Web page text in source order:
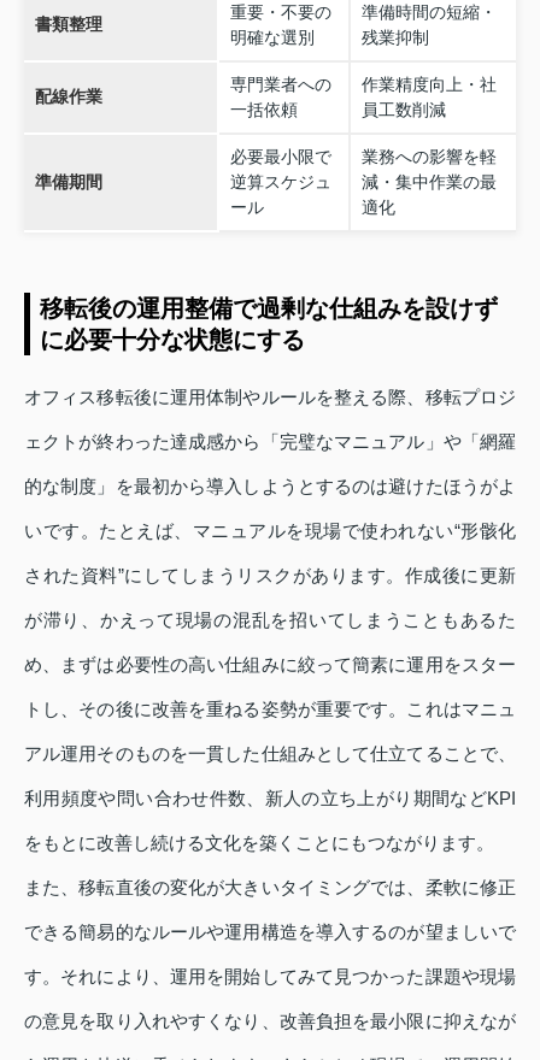
書類整理
重要・不要の
明確な選別
準備時間の短縮・
残業抑制
配線作業
専門業者への
一括依頼
作業精度向上・社
員工数削減
準備期間
必要最小限で
逆算スケジュ
ール
業務への影響を軽
減・集中作業の最
適化
移転後の運用整備で過剰な仕組みを設けず
に必要十分な状態にする
オフィス移転後に運用体制やルールを整える際、移転プロジ
ェクトが終わった達成感から「完璧なマニュアル」や「網羅
的な制度」を最初から導入しようとするのは避けたほうがよ
いです。たとえば、マニュアルを現場で使われない“形骸化
された資料”にしてしまうリスクがあります。作成後に更新
が滞り、かえって現場の混乱を招いてしまうこともあるた
め、まずは必要性の高い仕組みに絞って簡素に運用をスター
トし、その後に改善を重ねる姿勢が重要です。これはマニュ
アル運用そのものを一貫した仕組みとして仕立てることで、
利用頻度や問い合わせ件数、新人の立ち上がり期間などKPI
をもとに改善し続ける文化を築くことにもつながります。
また、移転直後の変化が大きいタイミングでは、柔軟に修正
できる簡易的なルールや運用構造を導入するのが望ましいで
す。それにより、運用を開始してみて見つかった課題や現場
の意見を取り入れやすくなり、改善負担を最小限に抑えなが